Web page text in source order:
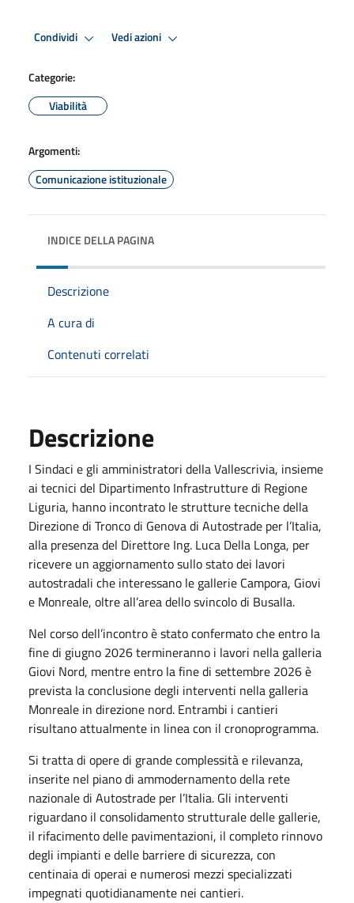
Condividi Vedi azioni
Categorie:
Viabilità
Argomenti:
Comunicazione istituzionale
INDICE DELLA PAGINA
Descrizione
A cura di
Contenuti correlati
Descrizione
I Sindaci e gli amministratori della Vallescrivia, insieme
ai tecnici del Dipartimento Infrastrutture di Regione
Liguria, hanno incontrato le strutture tecniche della
Direzione di Tronco di Genova di Autostrade per l’Italia,
alla presenza del Direttore Ing. Luca Della Longa, per
ricevere un aggiornamento sullo stato dei lavori
autostradali che interessano le gallerie Campora, Giovi
e Monreale, oltre all’area dello svincolo di Busalla.
Nel corso dell’incontro è stato confermato che entro la
fine di giugno 2026 termineranno i lavori nella galleria
Giovi Nord, mentre entro la fine di settembre 2026 è
prevista la conclusione degli interventi nella galleria
Monreale in direzione nord. Entrambi i cantieri
risultano attualmente in linea con il cronoprogramma.
Si tratta di opere di grande complessità e rilevanza,
inserite nel piano di ammodernamento della rete
nazionale di Autostrade per l’Italia. Gli interventi
riguardano il consolidamento strutturale delle gallerie,
il rifacimento delle pavimentazioni, il completo rinnovo
degli impianti e delle barriere di sicurezza, con
centinaia di operai e numerosi mezzi specializzati
impegnati quotidianamente nei cantieri.